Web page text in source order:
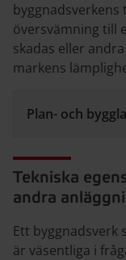
byggnadsverkens
översvämning till
skadas eller
markens
Plan- och
Tekniska
andra
Ett byggnadsverk
är väsentliga i